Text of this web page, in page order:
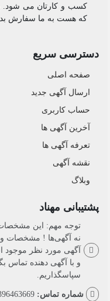
کسب و کارتان می شود.
که هست به ما سفارش بدید
دسترسی سریع
صفحه اصلی
ارسال‌ آگهی جدید
حساب کاربری
آخرین آگهی ها
تعرفه آگهی ها
نقشه آگهی
وبلاگ
پشتیبانی مهناد
توجه مهم: این
نه آگهی‌ها ! مشخصات
آگهی مورد نظر موجود
و با آگهی دهنده تماس
سپاسگذاریم.
شماره تماس: